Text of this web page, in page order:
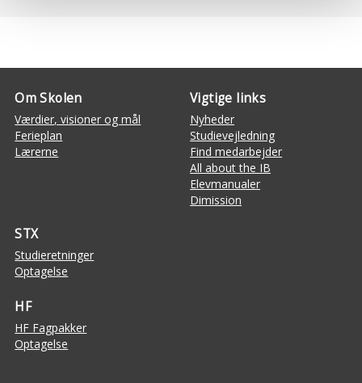
Om Skolen
Værdier, visioner og mål
Ferieplan
Lærerne
Vigtige links
Nyheder
Studievejledning
Find medarbejder
All about the IB
Elevmanualer
Dimission
STX
Studieretninger
Optagelse
HF
HF Fagpakker
Optagelse